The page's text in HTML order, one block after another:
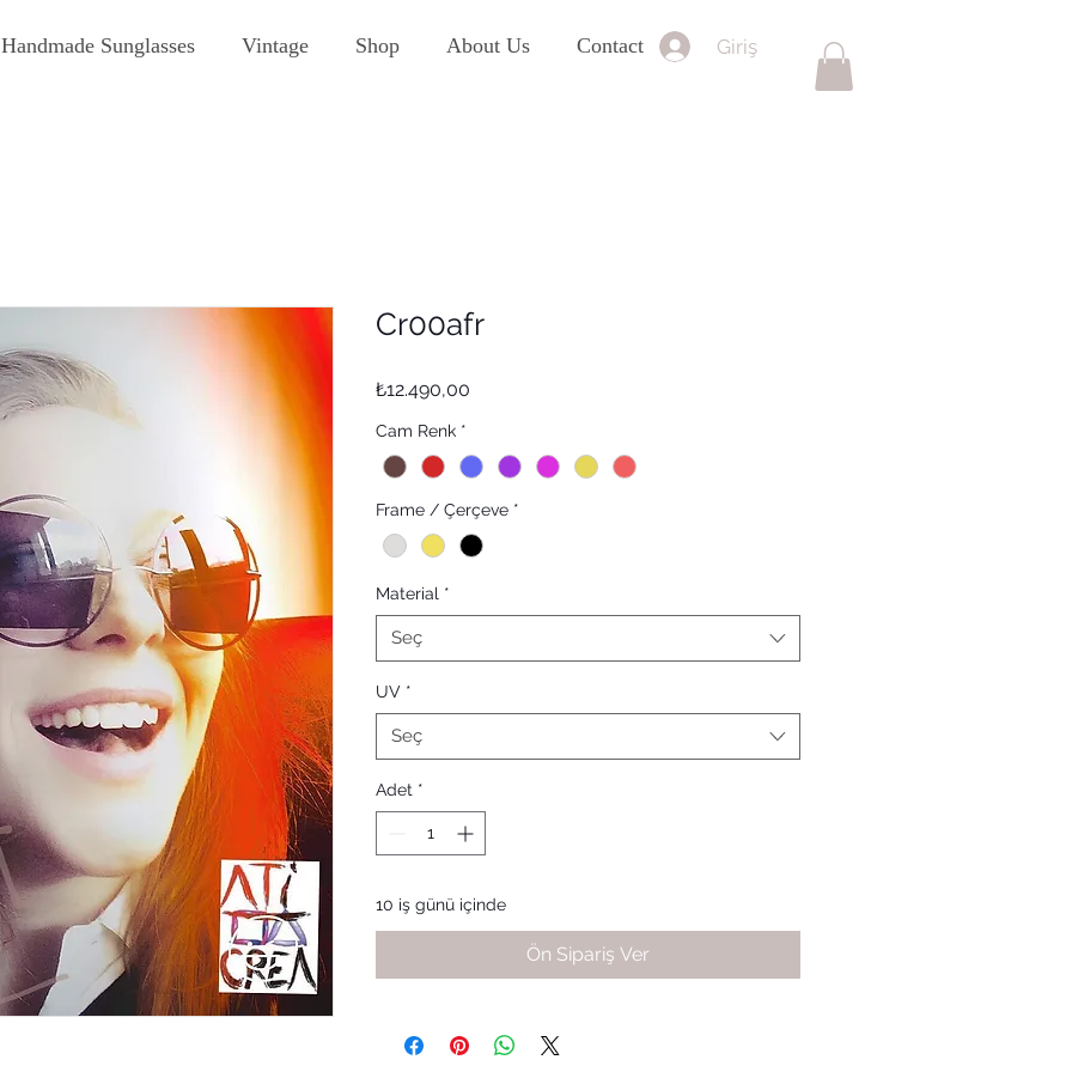
Handmade Sunglasses Vintage Shop About Us Contact Giriş
Cr00afr
₺12.490,00
Cam Renk *
Frame / Çerçeve *
Material *
Seç
UV *
Seç
Adet *
10 iş günü içinde
Ön Sipariş Ver